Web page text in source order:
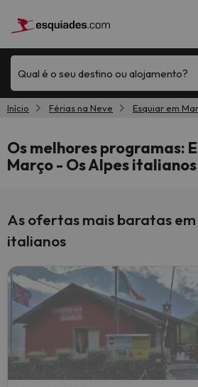
Qual é o seu destino ou alojamento?
Início Férias na Neve Esquiar em
Os melhores programas:
Março - Os Alpes italianos
As ofertas mais baratas em
italianos